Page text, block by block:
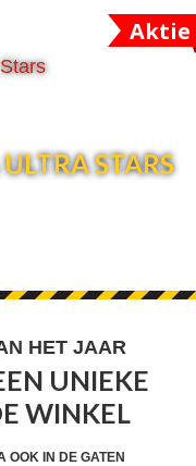
Aktie
STARS
HET JAAR
UNIEKE
WINKEL
OOK IN DE GATEN